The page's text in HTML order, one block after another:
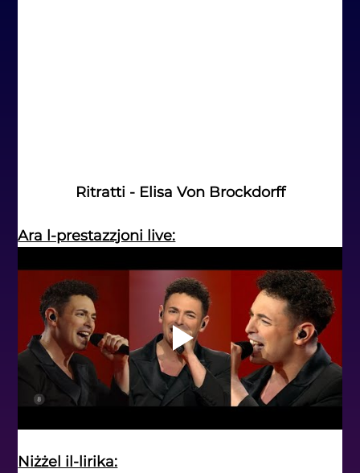
Ritratti - Elisa Von Brockdorff
Ara l-prestazzjoni live:
Niżżel il-lirika: